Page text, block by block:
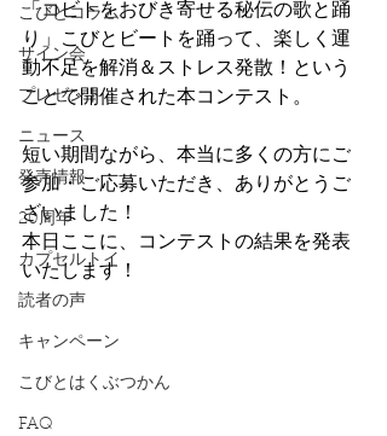
こびとコラム
サイン会
プレゼント
ニュース
発売情報
20周年
カプセルトイ
読者の声
キャンペーン
こびとはくぶつかん
FAQ
「コビトをおびき寄せる秘伝の歌と踊
り」こびとビートを踊って、楽しく運
動不足を解消＆ストレス発散！という
ことで開催された本コンテスト。
短い期間ながら、本当に多くの方にご
参加・ご応募いただき、ありがとうご
ざいました！
本日ここに、コンテストの結果を発表
いたします！